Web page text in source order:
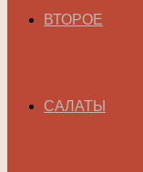
ВТОРОЕ
САЛАТЫ